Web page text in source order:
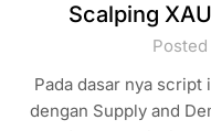
Scalping
Pada dasar nya script
dengan Supply and